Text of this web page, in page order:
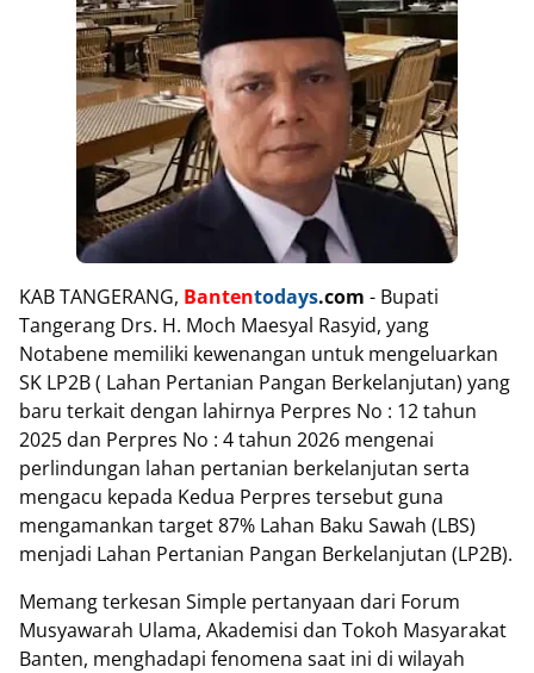
KAB TANGERANG, Bantentodays.com - Bupati
Tangerang Drs. H. Moch Maesyal Rasyid, yang
Notabene memiliki kewenangan untuk mengeluarkan
SK LP2B ( Lahan Pertanian Pangan Berkelanjutan) yang
baru terkait dengan lahirnya Perpres No : 12 tahun
2025 dan Perpres No : 4 tahun 2026 mengenai
perlindungan lahan pertanian berkelanjutan serta
mengacu kepada Kedua Perpres tersebut guna
mengamankan target 87% Lahan Baku Sawah (LBS)
menjadi Lahan Pertanian Pangan Berkelanjutan (LP2B).
Memang terkesan Simple pertanyaan dari Forum
Musyawarah Ulama, Akademisi dan Tokoh Masyarakat
Banten, menghadapi fenomena saat ini di wilayah